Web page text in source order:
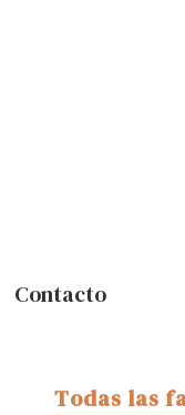
Contacto
Todas las